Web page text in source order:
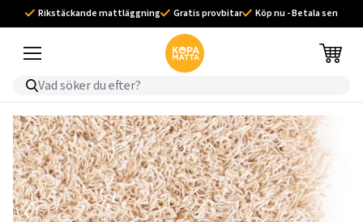
Rikstäckande mattläggning Gratis provbitar Köp nu - Betala sen